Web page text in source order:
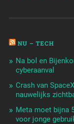
NU – TECH
Na bol en
cyberaanval
Crash van
nauwelijks
Meta moet bijna
voor jonge